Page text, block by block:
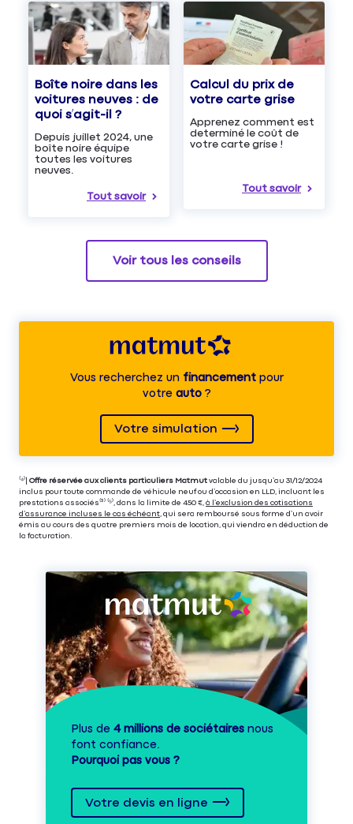
Boîte noire dans les
voitures neuves : de
quoi s’agit-il ?
Depuis juillet 2024, une
boîte noire équipe
toutes les voitures
neuves.
Tout savoir
Calcul du prix de
votre carte grise
Apprenez comment est
determiné le coût de
votre carte grise !
Tout savoir
Voir tous les conseils
Vous recherchez unfinancementpour
votre auto?
Votre simulation
⁽⁴⁾| Offre réservée aux clients particuliers Matmut valable du jusqu’au 31/12/2024
inclus pour toute commande de véhicule neuf ou d’occasion en LLD, incluant les
prestations associés⁽³⁾ ⁽⁵⁾, dans la limite de 450 €, à l’exclusion des cotisations
d’assurance incluses le cas échéant, qui sera remboursé sous forme d’un avoir
émis au cours des quatre premiers mois de location, qui viendra en déduction de
la facturation.
Plus de 4 millions de sociétaires nous
font confiance.
Pourquoi pas vous ?
Votre devis en ligne